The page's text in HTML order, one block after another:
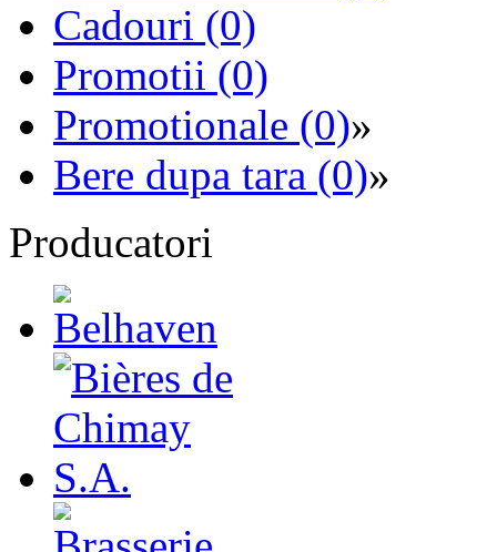
Cadouri (0)
Promotii (0)
Promotionale (0)»
Bere dupa tara (0)»
Producatori